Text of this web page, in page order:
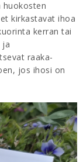
huokosten
kirkastavat ihoa
kerran tai
ja
raaka-
jos ihosi on